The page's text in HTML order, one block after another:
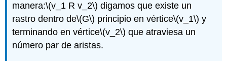
manera:\(v_1 R v_2\) digamos que existe un
rastro dentro de\(G\) principio en vértice\(v_1\) y
terminando en vértice\(v_2\) que atraviesa un
número par de aristas.